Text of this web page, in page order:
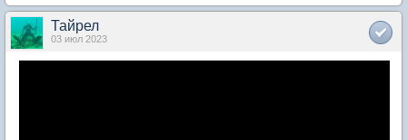
Тайрел
03 июл 2023